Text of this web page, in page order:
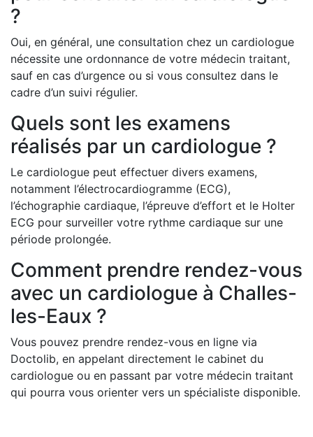
?
Oui, en général, une consultation chez un cardiologue
nécessite une ordonnance de votre médecin traitant,
sauf en cas d’urgence ou si vous consultez dans le
cadre d’un suivi régulier.
Quels sont les examens
réalisés par un cardiologue ?
Le cardiologue peut effectuer divers examens,
notamment l’électrocardiogramme (ECG),
l’échographie cardiaque, l’épreuve d’effort et le Holter
ECG pour surveiller votre rythme cardiaque sur une
période prolongée.
Comment prendre rendez-vous
avec un cardiologue à Challes-
les-Eaux ?
Vous pouvez prendre rendez-vous en ligne via
Doctolib, en appelant directement le cabinet du
cardiologue ou en passant par votre médecin traitant
qui pourra vous orienter vers un spécialiste disponible.